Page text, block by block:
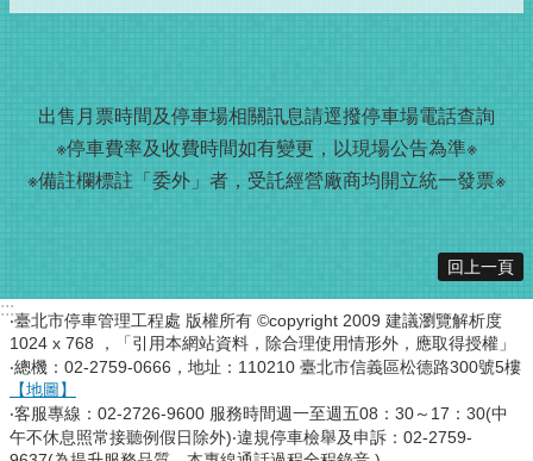
出售月票時間及停車場相關訊息請逕撥停車場電話查詢
※停車費率及收費時間如有變更，以現場公告為準※
※備註欄標註「委外」者，受託經營廠商均開立統一發票※
回上一頁
:::
‧臺北市停車管理工程處 版權所有 ©copyright 2009 建議瀏覽解析度
1024 x 768 ，「引用本網站資料，除合理使用情形外，應取得授權」
‧總機：02-2759-0666，地址：110210 臺北市信義區松德路300號5樓
【地圖】
‧客服專線：02-2726-9600 服務時間週一至週五08：30～17：30(中
午不休息照常接聽例假日除外)‧違規停車檢舉及申訴：02-2759-